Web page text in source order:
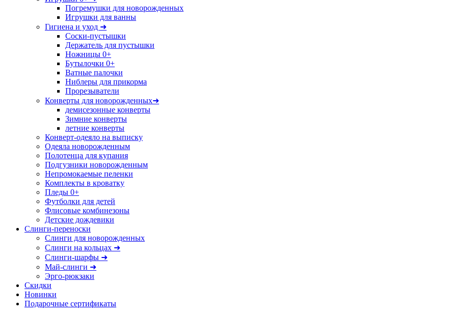
Погремушки для новорожденных
Игрушки для ванны
Гигиена и уход ➜
Соски-пустышки
Держатель для пустышки
Ножницы 0+
Бутылочки 0+
Ватные палочки
Ниблеры для прикорма
Прорезыватели
Конверты для новорожденных➜
демисезонные конверты
Зимние конверты
летние конверты
Конверт-одеяло на выписку
Одеяла новорожденным
Полотенца для купания
Подгузники новорожденным
Непромокаемые пеленки
Комплекты в кроватку
Пледы 0+
Футболки для детей
Флисовые комбинезоны
Детские дождевики
Слинги-переноски
Слинги для новорожденных
Слинги на кольцах ➜
Слинги-шарфы ➜
Май-слинги ➜
Эрго-рюкзаки
Скидки
Новинки
Подарочные сертификаты